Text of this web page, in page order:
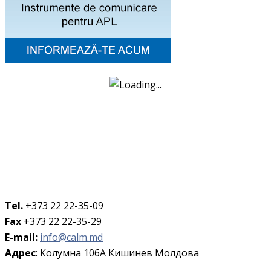
Tel. +373 22 22-35-09
Fax +373 22 22-35-29
E-mail: info@calm.md
Адрес: Колумна 106A Кишинев Молдова